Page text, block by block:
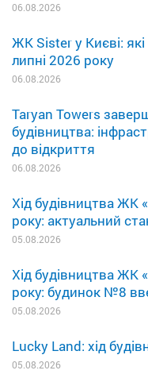
06.08.2026
ЖК Sister у Києві:
липні 2026 року
06.08.2026
Taryan Towers
будівництва:
до відкриття
06.08.2026
Хід будівництва ЖК
року: актуальний
05.08.2026
Хід будівництва ЖК
року: будинок №8
05.08.2026
Lucky Land: хід
05.08.2026